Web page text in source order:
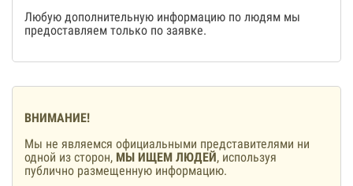
Любую дополнительную информацию по людям мы
предоставляем только по заявке.
ВНИМАНИЕ!
Мы не являемся официальными представителями ни
одной из сторон, МЫ ИЩЕМ ЛЮДЕЙ, используя
публично размещенную информацию.